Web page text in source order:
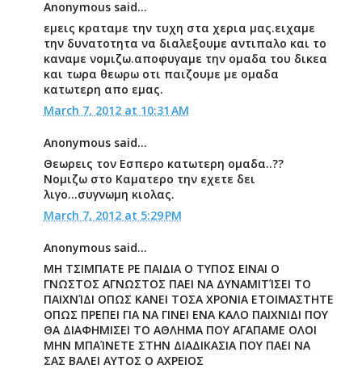
Anonymous said...
εμεις κραταμε την τυχη στα χερια μας.ειχαμε
την δυνατοτητα να διαλεξουμε αντιπαλο και το
καναμε νομιζω.αποφυγαμε την ομαδα του δικεα
και τωρα θεωρω οτι παιζουμε με ομαδα
κατωτερη απο εμας.
March 7, 2012 at 10:31 AM
Anonymous said...
Θεωρεις τον Εσπερο κατωτερη ομαδα..??
Νομιζω στο Καματερο την εχετε δει
λιγο...συγνωμη κιολας.
March 7, 2012 at 5:29 PM
Anonymous said...
ΜΗ ΤΣΙΜΠΑΤΕ ΡΕ ΠΑΙΔΙΑ Ο ΤΥΠΟΣ ΕΙΝΑΙ Ο
ΓΝΩΣΤΟΣ ΑΓΝΩΣΤΟΣ ΠΑΕΙ ΝΑ ΔΥΝΑΜΙΤΊΣΕΙ ΤΟ
ΠΑΙΧΝΊΔΙ ΟΠΩΣ ΚΑΝΕΙ ΤΟΣΑ ΧΡΟΝΙΑ ΕΤΟΙΜΑΣΤΗΤΕ
ΟΠΩΣ ΠΡΕΠΕΙ ΓΙΑ ΝΑ ΓΙΝΕΙ ΕΝΑ ΚΑΛΟ ΠΑΙΧΝΙΔΙ ΠΟΥ
ΘΑ ΔΙΑΦΗΜΙΣΕΙ ΤΟ ΑΘΛΗΜΑ ΠΟΥ ΑΓΑΠΑΜΕ ΟΛΟΙ
ΜΗΝ ΜΠΑΊΝΕΤΕ ΣΤΗΝ ΔΙΑΔΙΚΑΣΙΑ ΠΟΥ ΠΑΕΙ ΝΑ
ΣΑΣ ΒΑΛΕΙ ΑΥΤΟΣ Ο ΑΧΡΕΙΟΣ